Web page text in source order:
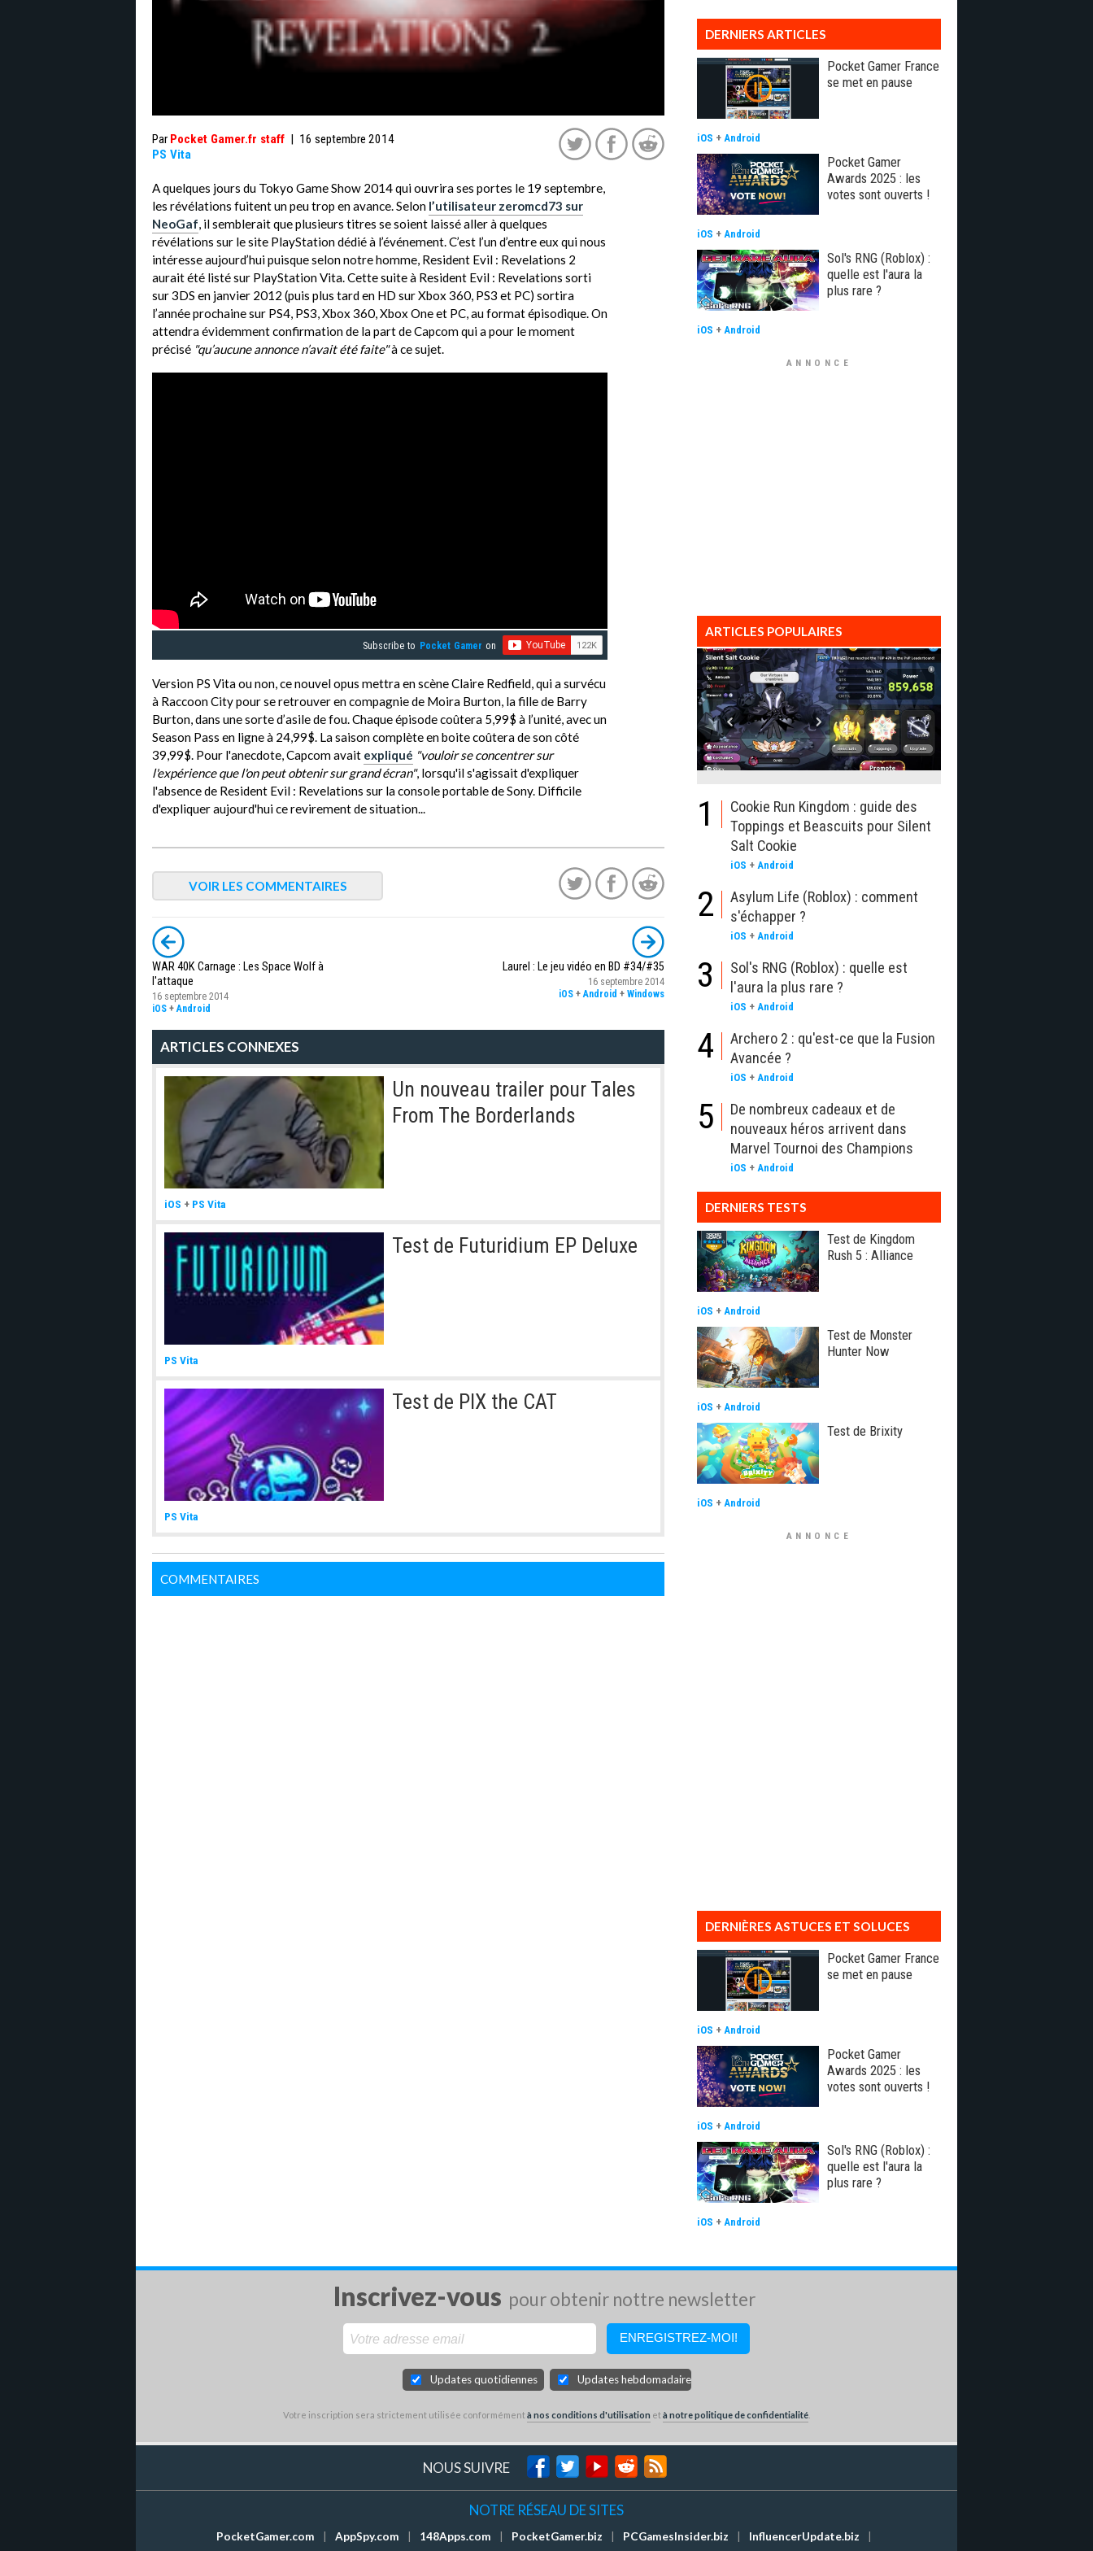
Par Pocket Gamer.fr staff | 16 septembre 2014
PS Vita
A quelques jours du Tokyo Game Show 2014 qui ouvrira ses portes le 19 septembre,
les révélations fuitent un peu trop en avance. Selon l’utilisateur zeromcd73 sur
NeoGaf, il semblerait que plusieurs titres se soient laissé aller à quelques
révélations sur le site PlayStation dédié à l’événement. C’est l’un d’entre eux qui nous
intéresse aujourd’hui puisque selon notre homme, Resident Evil : Revelations 2
aurait été listé sur PlayStation Vita. Cette suite à Resident Evil : Revelations sorti
sur 3DS en janvier 2012 (puis plus tard en HD sur Xbox 360, PS3 et PC) sortira
l’année prochaine sur PS4, PS3, Xbox 360, Xbox One et PC, au format épisodique. On
attendra évidemment confirmation de la part de Capcom qui a pour le moment
précisé "qu’aucune annonce n’avait été faite"à ce sujet.
Subscribe to Pocket Gamer on
Version PS Vita ou non, ce nouvel opus mettra en scène Claire Redfield, qui a survécu
à Raccoon City pour se retrouver en compagnie de Moira Burton, la fille de Barry
Burton, dans une sorte d’asile de fou. Chaque épisode coûtera 5,99$ à l’unité, avec un
Season Pass en ligne à 24,99$. La saison complète en boite coûtera de son côté
39,99$. Pour l'anecdote, Capcom avait expliqué "vouloir se concentrer sur
l'expérience que l'on peut obtenir sur grand écran", lorsqu'il s'agissait d'expliquer
l'absence de Resident Evil : Revelations sur la console portable de Sony. Difficile
d'expliquer aujourd'hui ce revirement de situation...
VOIR LES COMMENTAIRES
WAR 40K Carnage : Les Space Wolf à
l'attaque
16 septembre 2014
iOS +Android
Laurel : Le jeu vidéo en BD #34/#35
16 septembre 2014
iOS +Android + Windows
ARTICLES CONNEXES
Un nouveau trailer pour Tales
From The Borderlands
iOS + PS Vita
Test de Futuridium EP Deluxe
PS Vita
Test de PIX the CAT
PS Vita
COMMENTAIRES
DERNIERS ARTICLES
Pocket Gamer France
se met en pause
iOS + Android
Pocket Gamer
Awards 2025 : les
votes sont ouverts !
iOS + Android
Sol's RNG (Roblox) :
quelle est l'aura la
plus rare ?
iOS + Android
ANNONCE
ARTICLES POPULAIRES
1
Cookie Run Kingdom : guide des
Toppings et Beascuits pour Silent
Salt Cookie
iOS + Android
2
Asylum Life (Roblox) : comment
s'échapper ?
iOS + Android
3
Sol's RNG (Roblox) : quelle est
l'aura la plus rare ?
iOS + Android
4
Archero 2 : qu'est-ce que la Fusion
Avancée ?
iOS + Android
5
De nombreux cadeaux et de
nouveaux héros arrivent dans
Marvel Tournoi des Champions
iOS + Android
DERNIERS TESTS
Test de Kingdom
Rush 5 : Alliance
iOS + Android
Test de Monster
Hunter Now
iOS + Android
Test de Brixity
iOS + Android
ANNONCE
DERNIÈRES ASTUCES ET SOLUCES
Pocket Gamer France
se met en pause
iOS + Android
Pocket Gamer
Awards 2025 : les
votes sont ouverts !
iOS + Android
Sol's RNG (Roblox) :
quelle est l'aura la
plus rare ?
iOS + Android
Inscrivez-vous pour obtenir nottre newsletter
Updates quotidiennes Updates hebdomadaires
Votre inscription sera strictement utilisée conformémentà nos conditions d'utilisation età notre politique de confidentialité
NOUS SUIVRE
NOTRE RÉSEAU DE SITES
PocketGamer.com AppSpy.com 148Apps.com PocketGamer.biz PCGamesInsider.biz InfluencerUpdate.biz